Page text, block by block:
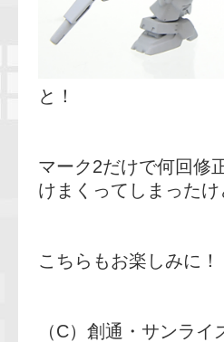
と！
マーク2だけで何回修
けまくってしまった
こちらもお楽しみに！
（C）創通・サンライ